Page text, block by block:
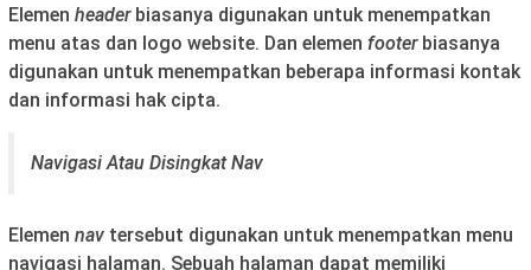
Elemen headerbiasanya digunakan untuk menempatkan
menu atas dan logo website. Dan elemen footerbiasanya
digunakan untuk menempatkan beberapa informasi kontak
dan informasi hak cipta.
Navigasi Atau Disingkat Nav
Elemen nav tersebut digunakan untuk menempatkan menu
navigasi halaman. Sebuah halaman dapat memiliki